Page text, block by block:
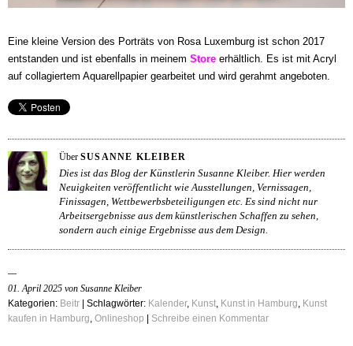
Eine kleine Version des Porträts von Rosa Luxemburg ist schon 2017
entstanden und ist ebenfalls in meinem Store erhältlich. Es ist mit Acryl
auf collagiertem Aquarellpapier gearbeitet und wird gerahmt angeboten.
Über SUSANNE KLEIBER
Dies ist das Blog der Künstlerin Susanne Kleiber. Hier werden
Neuigkeiten veröffentlicht wie Ausstellungen, Vernissagen,
Finissagen, Wettbewerbsbeteiligungen etc. Es sind nicht nur
Arbeitsergebnisse aus dem künstlerischen Schaffen zu sehen,
sondern auch einige Ergebnisse aus dem Design.
01. April 2025 von Susanne Kleiber
Kategorien: Beitr | Schlagwörter: Kalender, Kunst, Kunst in Hamburg, Kunst
kaufen in Hamburg, Onlineshop Schreibe einen Kommentar